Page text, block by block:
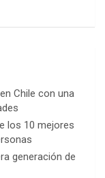
Chile con una
los 10 mejores
generación de